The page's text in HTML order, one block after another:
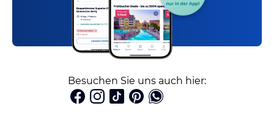
Besuchen Sie uns auch hier: